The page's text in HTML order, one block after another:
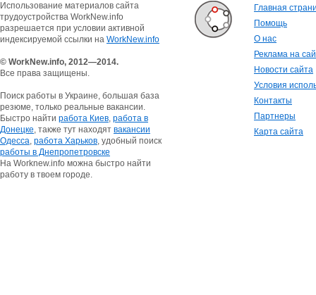
Использование материалов сайта
трудоустройства WorkNew.info
разрешается при условии активной
индексируемой ссылки на WorkNew.info
© WorkNew.info, 2012—2014.
Все права защищены.
Поиск работы в Украине, большая база
резюме, только реальные вакансии.
Быстро найти работа Киев, работа в
Донецке, также тут находят вакансии
Одесса, работа Харьков, удобный поиск
работы в Днепропетровске
На Worknew.info можна быстро найти
работу в твоем городе.
Главная
Помощь
О нас
Реклама на
Новости сайта
Условия
Контакты
Партнеры
Карта сайта